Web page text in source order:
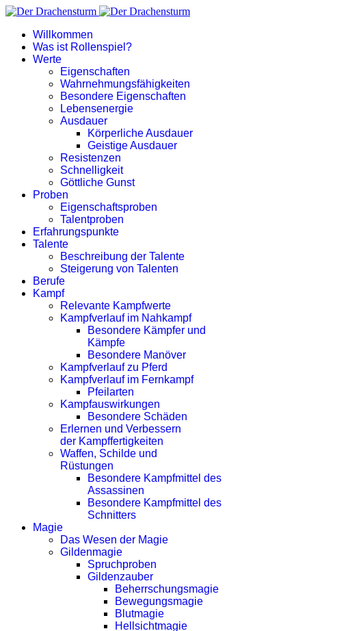
Willkommen
Was ist Rollenspiel?
Werte
Eigenschaften
Wahrnehmungsfähigkeiten
Besondere Eigenschaften
Lebensenergie
Ausdauer
Körperliche Ausdauer
Geistige Ausdauer
Resistenzen
Schnelligkeit
Göttliche Gunst
Proben
Eigenschaftsproben
Talentproben
Erfahrungspunkte
Talente
Beschreibung der Talente
Steigerung von Talenten
Berufe
Kampf
Relevante Kampfwerte
Kampfverlauf im Nahkampf
Besondere Kämpfer und
Kämpfe
Besondere Manöver
Kampfverlauf zu Pferd
Kampfverlauf im Fernkampf
Pfeilarten
Kampfauswirkungen
Besondere Schäden
Erlernen und Verbessern
der Kampffertigkeiten
Waffen, Schilde und
Rüstungen
Besondere Kampfmittel des
Assassinen
Besondere Kampfmittel des
Schnitters
Magie
Das Wesen der Magie
Gildenmagie
Spruchproben
Gildenzauber
Beherrschungsmagie
Bewegungsmagie
Blutmagie
Hellsichtmagie